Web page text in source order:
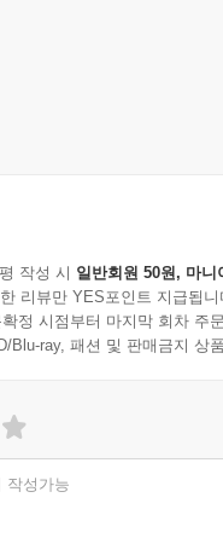
작성 시 일반회원 50원, 마니
리뷰만 YES포인트 지급됩니
정 시점부터 마지막 회차 주
Blu-ray, 패션 및 판매금지 상
작성가능